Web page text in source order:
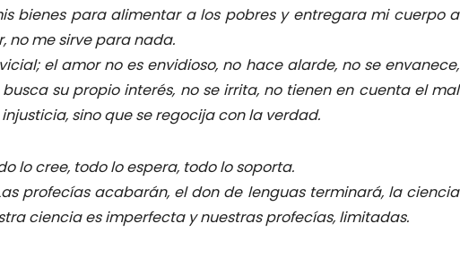
bienes para alimentar a los pobres y entregara mi cuerpo a
no me sirve para nada.
el amor no es envidioso, no hace alarde, no se envanece,
su propio interés, no se irrita, no tienen en cuenta el mal
sino que se regocija con la verdad.
lo cree, todo lo espera, todo lo soporta.
profecías acabarán, el don de lenguas terminará, la ciencia
ciencia es imperfecta y nuestras profecías, limitadas.